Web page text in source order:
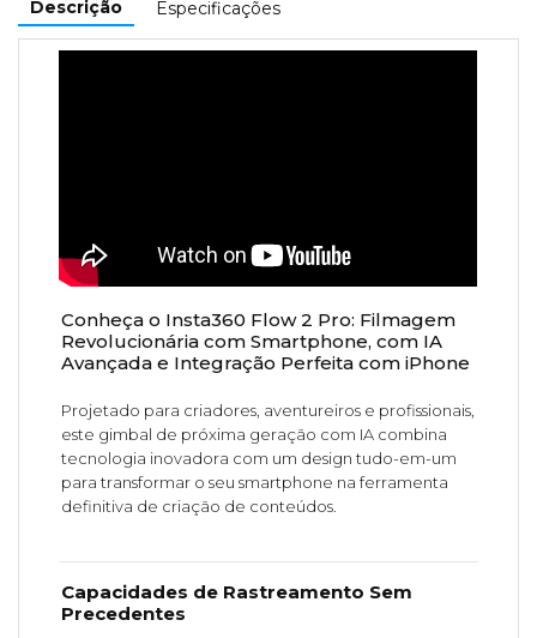
Descrição Especificações
Conheça o Insta360 Flow 2 Pro: Filmagem
Revolucionária com Smartphone, com IA
Avançada e Integração Perfeita com iPhone
Projetado para criadores, aventureiros e profissionais,
este gimbal de próxima geração com IA combina
tecnologia inovadora com um design tudo-em-um
para transformar o seu smartphone na ferramenta
definitiva de criação de conteúdos.
Capacidades de Rastreamento Sem
Precedentes